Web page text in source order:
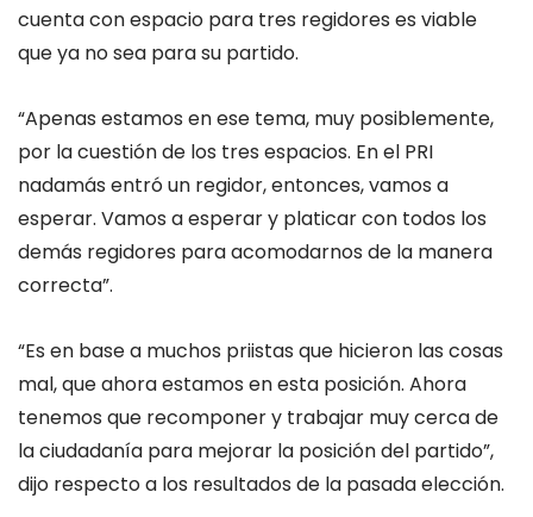
cuenta con espacio para tres regidores es viable
que ya no sea para su partido.
“Apenas estamos en ese tema, muy posiblemente,
por la cuestión de los tres espacios. En el PRI
nadamás entró un regidor, entonces, vamos a
esperar. Vamos a esperar y platicar con todos los
demás regidores para acomodarnos de la manera
correcta”.
“Es en base a muchos priistas que hicieron las cosas
mal, que ahora estamos en esta posición. Ahora
tenemos que recomponer y trabajar muy cerca de
la ciudadanía para mejorar la posición del partido”,
dijo respecto a los resultados de la pasada elección.